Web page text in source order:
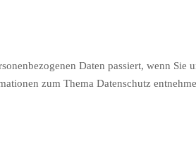
Daten passiert, wenn Sie
zum Thema Datenschutz